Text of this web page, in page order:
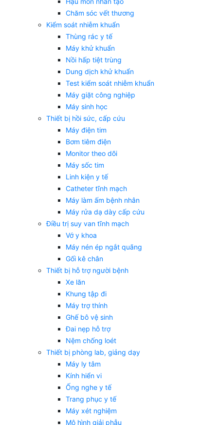
Chăm sóc vết thương
Kiểm soát nhiễm khuẩn
Thùng rác y tế
Máy khử khuẩn
Nồi hấp tiệt trùng
Dung dịch khử khuẩn
Test kiểm soát nhiễm khuẩn
Máy giặt công nghiệp
Máy sinh học
Thiết bị hồi sức, cấp cứu
Máy điện tim
Bơm tiêm điện
Monitor theo dõi
Máy sốc tim
Linh kiện y tế
Catheter tĩnh mạch
Máy làm ấm bệnh nhân
Máy rửa dạ dày cấp cứu
Điều trị suy van tĩnh mạch
Vớ y khoa
Máy nén ép ngắt quãng
Gối kê chân
Thiết bị hỗ trợ người bệnh
Xe lăn
Khung tập đi
Máy trợ thính
Ghế bô vệ sinh
Đai nẹp hỗ trợ
Nệm chống loét
Thiết bị phòng lab, giảng dạy
Máy ly tâm
Kính hiển vi
Ống nghe y tế
Trang phục y tế
Máy xét nghiệm
Mô hình giải phẫu